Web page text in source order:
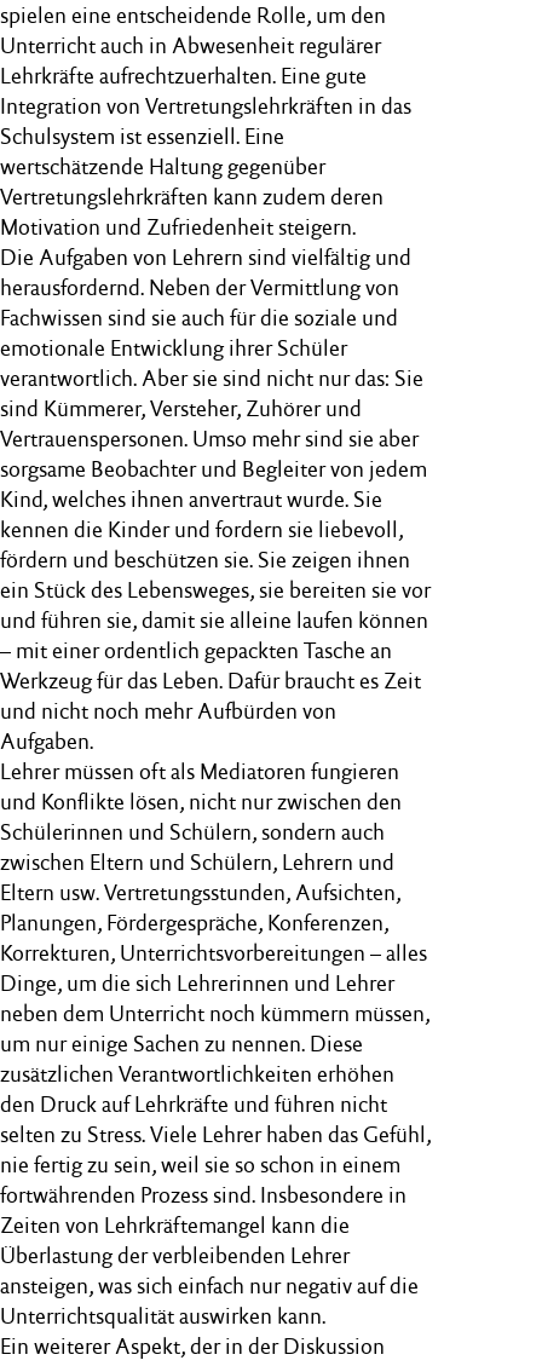
spielen eine entscheidende Rolle, um den
Unterricht auch in Abwesenheit regulärer
Lehrkräfte aufrechtzuerhalten. Eine gute
Integration von Vertretungslehrkräften in das
Schulsystem ist essenziell. Eine
wertschätzende Haltung gegenüber
Vertretungslehrkräften kann zudem deren
Motivation und Zufriedenheit steigern.
Die Aufgaben von Lehrern sind vielfältig und
herausfordernd. Neben der Vermittlung von
Fachwissen sind sie auch für die soziale und
emotionale Entwicklung ihrer Schüler
verantwortlich. Aber sie sind nicht nur das: Sie
sind Kümmerer, Versteher, Zuhörer und
Vertrauenspersonen. Umso mehr sind sie aber
sorgsame Beobachter und Begleiter von jedem
Kind, welches ihnen anvertraut wurde. Sie
kennen die Kinder und fordern sie liebevoll,
fördern und beschützen sie. Sie zeigen ihnen
ein Stück des Lebensweges, sie bereiten sie vor
und führen sie, damit sie alleine laufen können
– mit einer ordentlich gepackten Tasche an
Werkzeug für das Leben. Dafür braucht es Zeit
und nicht noch mehr Aufbürden von
Aufgaben.
Lehrer müssen oft als Mediatoren fungieren
und Konflikte lösen, nicht nur zwischen den
Schülerinnen und Schülern, sondern auch
zwischen Eltern und Schülern, Lehrern und
Eltern usw. Vertretungsstunden, Aufsichten,
Planungen, Fördergespräche, Konferenzen,
Korrekturen, Unterrichtsvorbereitungen – alles
Dinge, um die sich Lehrerinnen und Lehrer
neben dem Unterricht noch kümmern müssen,
um nur einige Sachen zu nennen. Diese
zusätzlichen Verantwortlichkeiten erhöhen
den Druck auf Lehrkräfte und führen nicht
selten zu Stress. Viele Lehrer haben das Gefühl,
nie fertig zu sein, weil sie so schon in einem
fortwährenden Prozess sind. Insbesondere in
Zeiten von Lehrkräftemangel kann die
Überlastung der verbleibenden Lehrer
ansteigen, was sich einfach nur negativ auf die
Unterrichtsqualität auswirken kann.
Ein weiterer Aspekt, der in der Diskussion